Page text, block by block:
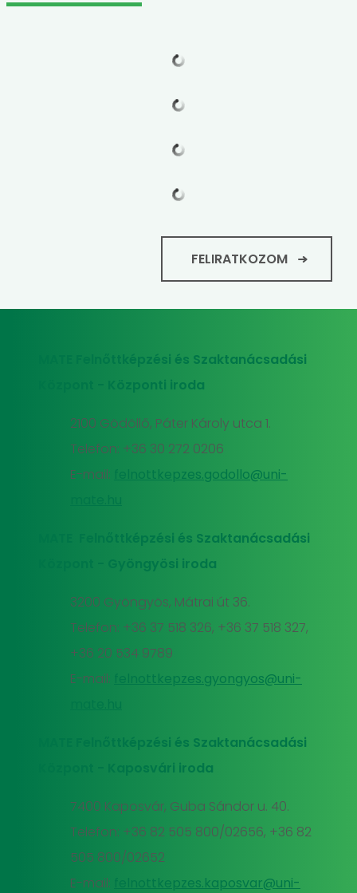
FELIRATKOZOM
MATE Felnőttképzési és Szaktanácsadási
Központ - Központi iroda
2100 Gödöllő, Páter Károly utca 1.
Telefon: +36 30 272 0206
E-mail:
felnottkepzes.godollo@uni-
MATE Felnőttképzési és Szaktanácsadási
Központ - Gyöngyösi iroda
3200 Gyöngyös, Mátrai út 36.
Telefon: +36 37 518 326, +36 37 518 327,
+36 20 534 9789
E-mail:
felnottkepzes.gyongyos@uni-
MATE Felnőttképzési és Szaktanácsadási
Központ - Kaposvári iroda
7400 Kaposvár, Guba Sándor u. 40.
Telefon: +36 82 505 800/02656, +36 82
505 800/02652
E-mail:
felnottkepzes.kaposvar@uni-